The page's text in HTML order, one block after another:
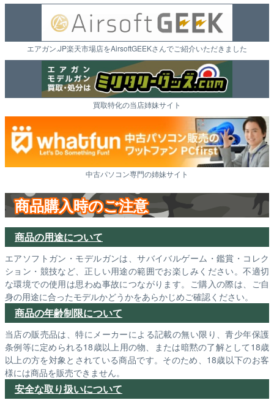
エアガン.JP楽天市場店をAirsoftGEEKさんでご紹介いただきました
買取特化の当店姉妹サイト
中古パソコン専門の姉妹サイト
商品購入時のご注意
商品の用途について
エアソフトガン・モデルガンは、サバイバルゲーム・鑑賞・コレク
ション・競技など、正しい用途の範囲でお楽しみください。不適切
な環境での使用は思わぬ事故につながります。ご購入の際は、ご自
身の用途に合ったモデルかどうかをあらかじめご確認ください。
商品の年齢制限について
当店の販売品は、特にメーカーによる記載の無い限り、青少年保護
条例等に定められる18歳以上用の物、または暗黙の了解として18歳
以上の方を対象とされている商品です。そのため、18歳以下のお客
様には商品を販売できません。
安全な取り扱いについて